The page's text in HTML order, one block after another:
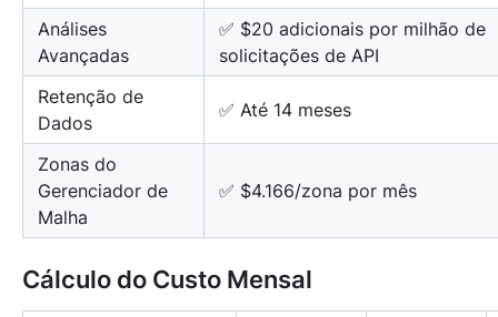
Análises
Avançadas
✅ $20 adicionais por milhão de
solicitações de API
Retenção de
Dados
✅ Até 14 meses
Zonas do
Gerenciador de
Malha
✅ $4.166/zona por mês
Cálculo do Custo Mensal